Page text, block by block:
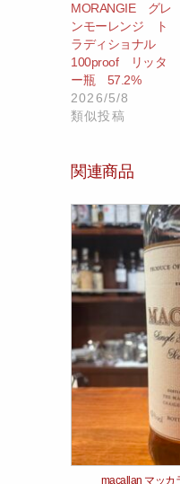
MORANGIE グレ
ンモーレンジ ト
ラディショナル
100proof リッタ
ー瓶 57.2%
2026/5/8
類似投稿
関連商品
macallan マッ